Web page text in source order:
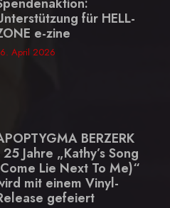
für HELL-
e-zine
April 2026
BERZERK
25 Jahre „Kathy’s Song
Lie Next To Me)“
mit einem Vinyl-
gefeiert